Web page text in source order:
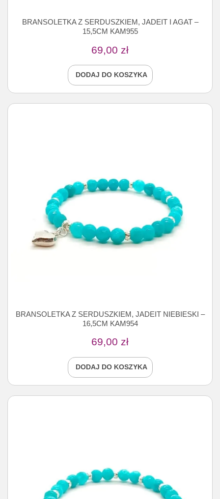
BRANSOLETKA Z SERDUSZKIEM, JADEIT I AGAT –
15,5CM KAM955
69,00 zł
DODAJ DO KOSZYKA
BRANSOLETKA Z SERDUSZKIEM, JADEIT NIEBIESKI –
16,5CM KAM954
69,00 zł
DODAJ DO KOSZYKA